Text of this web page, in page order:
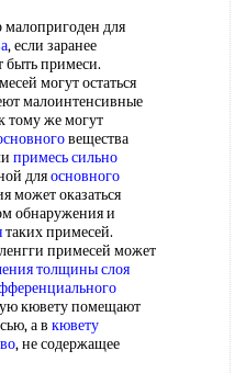
для
, если заранее
быть примеси.
могут остаться
малоинтенсивные
тому же могут
вещества
примесь сильно
дляосновного
может оказаться
обнаружения и
таких примесей.
примесей может
толщины слоя
кювету помещают
а в кювету
, не содержащее